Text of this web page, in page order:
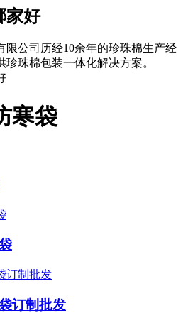
家好
限公司历经10余年的珍珠棉生产经
珠棉包装一体化解决方案。
寒袋
订制批发